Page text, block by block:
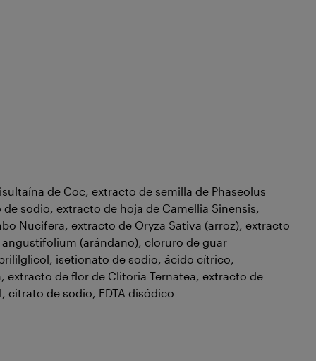
de Coc, extracto de semilla de Phaseolus
sodio, extracto de hoja de Camellia Sinensis,
Nucifera, extracto de Oryza Sativa (arroz), extracto
(arándano), cloruro de guar
isetionato de sodio, ácido cítrico,
de flor de Clitoria Ternatea, extracto de
citrato de sodio, EDTA disódico